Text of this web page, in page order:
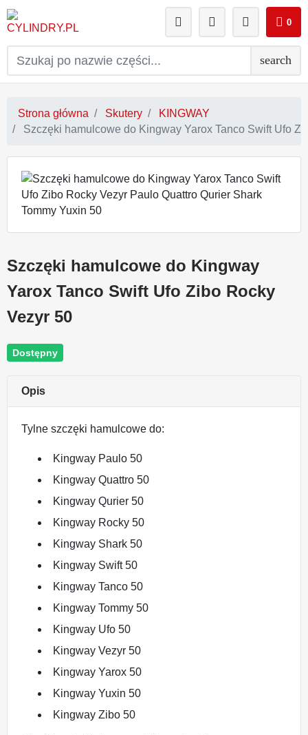
search
0
Strona główna Skutery
KINGWAY
Szczęki hamulcowe do Kingway Yarox Tanco Swift Ufo
Szczęki hamulcowe do Kingway
Yarox Tanco Swift Ufo Zibo Rocky
Vezyr 50
Dostępny
Opis
Tylne szczęki hamulcowe do:
Kingway Paulo 50
Kingway Quattro 50
Kingway Qurier 50
Kingway Rocky 50
Kingway Shark 50
Kingway Swift 50
Kingway Tanco 50
Kingway Tommy 50
Kingway Ufo 50
Kingway Vezyr 50
Kingway Yarox 50
Kingway Yuxin 50
Kingway Zibo 50